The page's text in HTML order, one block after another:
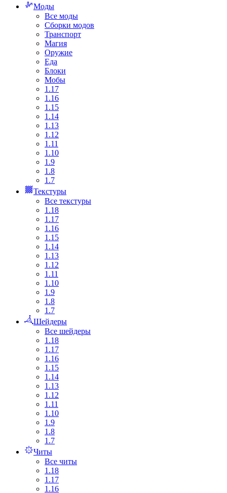
Моды
Все моды
Сборки модов
Транспорт
Магия
Оружие
Еда
Блоки
Мобы
1.17
1.16
1.15
1.14
1.13
1.12
1.11
1.10
1.9
1.8
1.7
Текстуры
Все текстуры
1.18
1.17
1.16
1.15
1.14
1.13
1.12
1.11
1.10
1.9
1.8
1.7
Шейдеры
Все шейдеры
1.18
1.17
1.16
1.15
1.14
1.13
1.12
1.11
1.10
1.9
1.8
1.7
Читы
Все читы
1.18
1.17
1.16